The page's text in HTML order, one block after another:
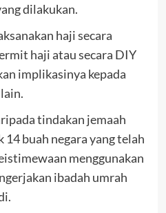
dilakukan.
haji secara
haji atau secara DIY
implikasinya kepada
tindakan jemaah
14 buah negara yang telah
menggunakan
ibadah umrah